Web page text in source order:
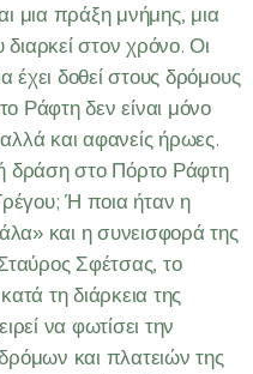
μια πράξη μνήμης, μια
στον χρόνο. Οι
δοθεί στους δρόμους
Ράφτη δεν είναι μόνο
και αφανείς ήρωες.
δράση στο Πόρτο Ράφτη
Ή ποια ήταν η
και η συνεισφορά της
Σφέτσας, το
τη διάρκεια της
να φωτίσει την
και πλατειών της